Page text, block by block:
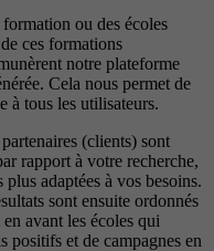
ou des écoles
ces formations
notre plateforme
Cela nous permet de
à tous les utilisateurs.
(clients) sont
rapport à votre recherche,
adaptées à vos besoins.
sont ensuite ordonnés
avant les écoles qui
positifs et de campagnes en